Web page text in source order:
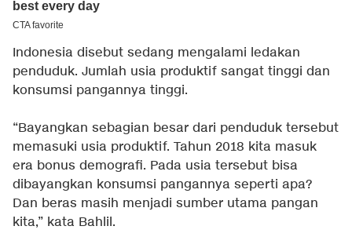
Indonesia disebut sedang mengalami ledakan
penduduk. Jumlah usia produktif sangat tinggi dan
konsumsi pangannya tinggi.
“Bayangkan sebagian besar dari penduduk tersebut
memasuki usia produktif. Tahun 2018 kita masuk
era bonus demografi. Pada usia tersebut bisa
dibayangkan konsumsi pangannya seperti apa?
Dan beras masih menjadi sumber utama pangan
kita,” kata Bahlil.